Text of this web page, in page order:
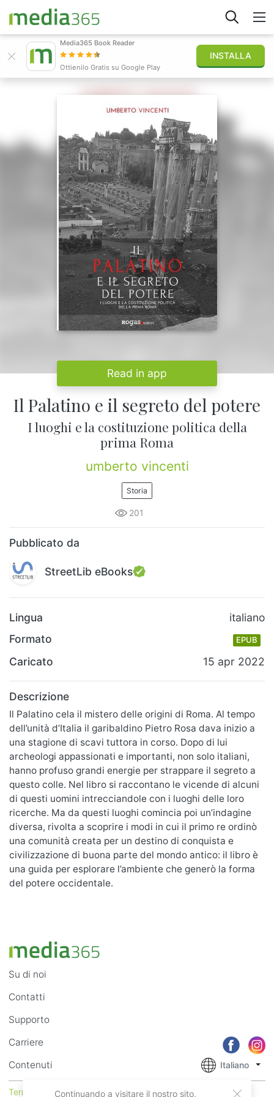
Accedi
Pubblica
Media365 Book Reader
Ottienilo Gratis su Google Play
INSTALLA
Read in app
Il Palatino e il segreto del potere
I luoghi e la costituzione politica della
prima Roma
umberto vincenti
Storia
201
Pubblicato da
StreetLib eBooks
Lingua
italiano
Formato
EPUB
Caricato 15 apr 2022
Descrizione
Il Palatino cela il mistero delle origini di Roma. Al tempo
dell’unità d’Italia il garibaldino Pietro Rosa dava inizio a
una stagione di scavi tuttora in corso. Dopo di lui
archeologi appassionati e importanti, non solo italiani,
hanno profuso grandi energie per strappare il segreto a
questo colle. Nel libro si raccontano le vicende di alcuni
di questi uomini intrecciandole con i luoghi delle loro
ricerche. Ma da questi luoghi comincia poi un’indagine
diversa, rivolta a scoprire i modi in cui il primo re ordinò
una comunità creata per un destino di conquista e
civilizzazione di buona parte del mondo antico: il libro è
una guida per esplorare l’ambiente che generò la forma
del potere occidentale.
Su di noi
Contatti
Supporto
Carriere
Contenuti
Italiano
Termini di Utilizzo Privacy
Continuando a visitare il nostro sito,